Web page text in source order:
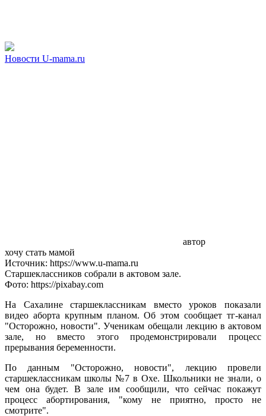
Новости U-mama.ru
автор
хочу стать мамой
Источник: https://www.u-mama.ru
Старшеклассников собрали в актовом зале.
Фото: https://pixabay.com
На Сахалине старшеклассникам вместо уроков показали
видео аборта крупным планом. Об этом сообщает тг-канал
"Осторожно, новости". Ученикам обещали лекцию в актовом
зале, но вместо этого продемонстрировали процесс
прерывания беременности.
По данным "Осторожно, новости", лекцию провели
старшеклассникам школы №7 в Охе. Школьники не знали, о
чем она будет. В зале им сообщили, что сейчас покажут
процесс абортирования, "кому не приятно, просто не
смотрите".